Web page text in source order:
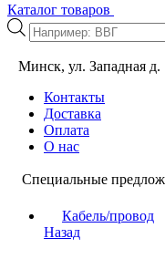
Каталог товаров
Поиск
товаров
Минск, ул. Западная д.
Контакты
Доставка
Оплата
О нас
Специальные
Кабель/провод
Назад